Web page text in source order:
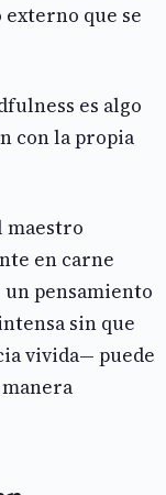
que se
es algo
con la propia
maestro
en carne
pensamiento
sin que
vivida— puede